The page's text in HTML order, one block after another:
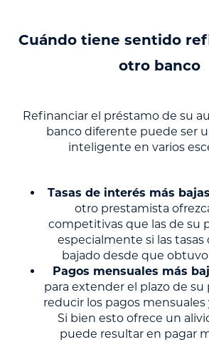
Cuándo tiene sentido
otro banco
Refinanciar el préstamo de su
banco diferente puede ser
inteligente en varios
Tasas de interés más
otro prestamista
competitivas que las de su
especialmente si las
bajado desde que
Pagos mensuales más
para extender el plazo de
reducir los pagos
Si bien esto ofrece un
puede resultar en pagar